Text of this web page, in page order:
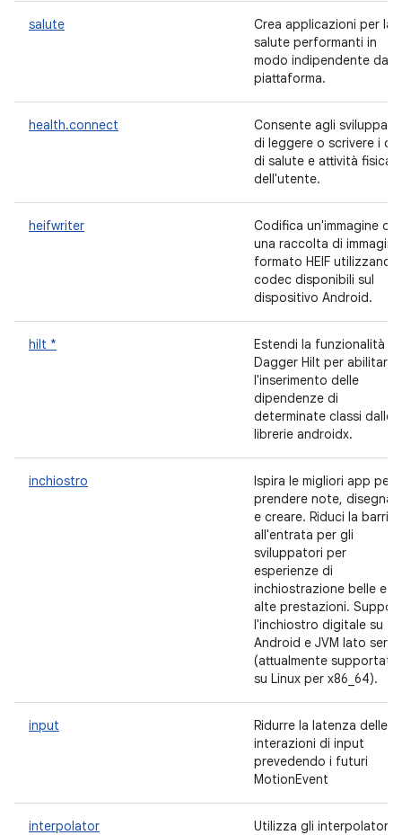
salute
Crea applicazioni per la
salute performanti in
modo indipendente dalla
piattaforma.
health.connect
Consente agli
di leggere o scrivere i
di salute e attività fisica
dell'utente.
heifwriter
Codifica un'immagine o
una raccolta di immagini
formato HEIF utilizzando
codec disponibili sul
dispositivo Android.
hilt *
Estendi la funzionalità di
Dagger Hilt per abilitare
l'inserimento delle
dipendenze di
determinate classi dalle
librerie androidx.
inchiostro
Ispira le migliori app per
prendere note,
e creare. Riduci la
all'entrata per gli
sviluppatori per
esperienze di
inchiostrazione belle e
alte prestazioni.
l'inchiostro digitale su
Android e JVM lato
(attualmente supportato
su Linux per x86_64).
input
Ridurre la latenza delle
interazioni di input
prevedendo i futuri
MotionEvent
interpolator
Utilizza gli interpolatori